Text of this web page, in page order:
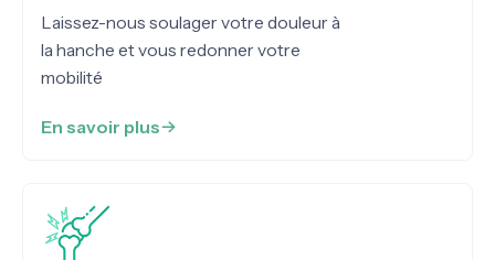
Laissez-nous soulager votre douleur à
la hanche et vous redonner votre
mobilité
En savoir plus